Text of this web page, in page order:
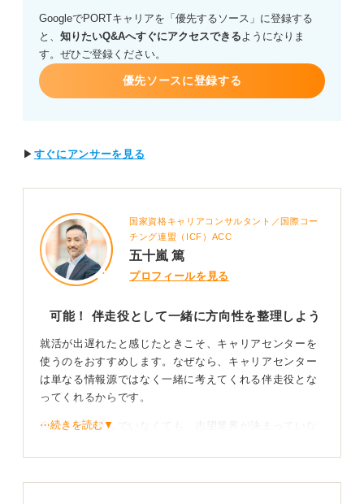
GoogleでPORTキャリアを「優先するソース」に登録する
と、 知りたいQ&Aへすぐにアクセスできるようになりま
す。ぜひご登録ください。
優先ソースに登録する
▶ すぐにアンサーを見る
国家資格キャリアコンサルタント／国際コー
チング連盟（ICF）ACC
五十嵐 篤
プロフィールを見る
可能！ 伴走役として一緒に方向性を整理しよう
就活が出遅れたと感じたときこそ、キャリアセンターを
使うのをおすすめします。なぜなら、キャリアセンター
は単なる情報源ではなく一緒に考えてくれる伴走役とな
ってくれるからです。
自己分析が進んでいなくても、志望業界が決まっていな
に整理すると方向性が見えやすくなります。
⋯続きを読む▼